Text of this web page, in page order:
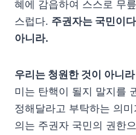
혜에 감읍하여 스스로 무
스럽다. 주권자는 국민이
아니라.
우리는 청원한 것이 아니
미는 탄핵이 될지 말지를
정해달라고 부탁하는 의
의는 주권자 국민의 권한